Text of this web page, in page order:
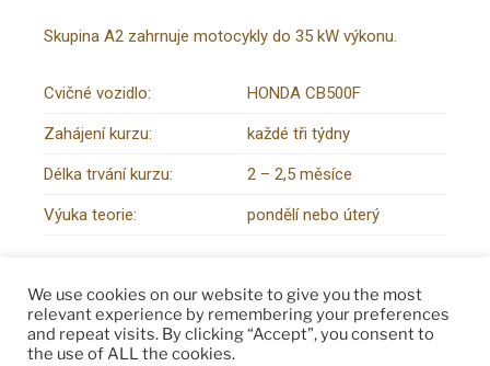
Skupina A2 zahrnuje motocykly do 35 kW výkonu.
Cvičné vozidlo: HONDA CB500F
Zahájení kurzu: každé tři týdny
Délka trvání kurzu: 2 – 2,5 měsíce
Výuka teorie: pondělí nebo úterý
schopnostem a časovým možnostem žáka.
We use cookies on our website to give you the most
relevant experience by remembering your preferences
and repeat visits. By clicking “Accept”, you consent to
the use of ALL the cookies.